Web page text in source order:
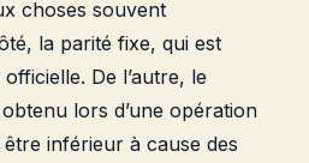
choses souvent
la parité fixe, qui est
De l’autre, le
lors d’une opération
inférieur à cause des